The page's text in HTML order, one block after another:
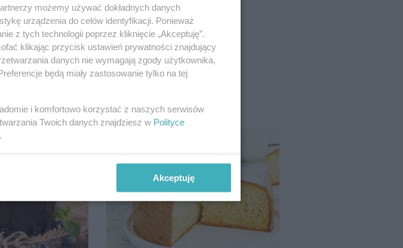
i wegan.
mięsa
możemy używać dokładnych danych
urządzenia do celów identyfikacji. Ponieważ
z tych technologii poprzez kliknięcie „Akceptuję”.
klikając przycisk ustawień prywatności znajdujący
danych nie wymagają zgody użytkownika,
będą miały zastosowanie tylko na tej
i komfortowo korzystać z naszych serwisów
Twoich danych znajdziesz w Polityce
Akceptuję